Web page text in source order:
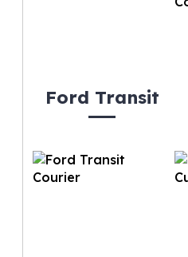
Ford Transit